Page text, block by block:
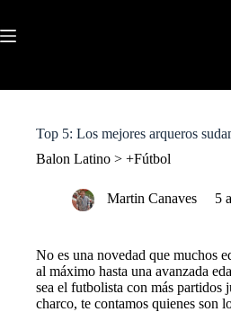
i
o
Top 5: Los mejores arqueros
Balon Latino > +Fútbol
Martin Canaves 5
No es una novedad que muchos
al máximo hasta una avanzada
sea el futbolista con más partidos
charco, te contamos quienes son